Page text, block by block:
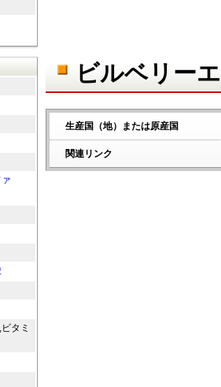
ビルベリー
生産国（地）または原産国
関連リンク
タミ